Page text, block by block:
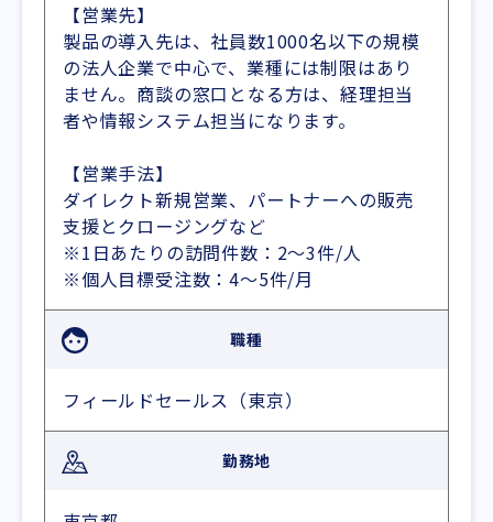
【営業先】
製品の導入先は、社員数1000名以下の規模
の法人企業で中心で、業種には制限はあり
ません。商談の窓口となる方は、経理担当
者や情報システム担当になります。
【営業手法】
ダイレクト新規営業、パートナーへの販売
支援とクロージングなど
※1日あたりの訪問件数：2〜3件/人
※個人目標受注数：4〜5件/月
職種
フィールドセールス（東京）
勤務地